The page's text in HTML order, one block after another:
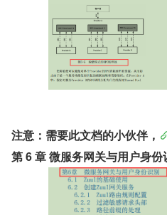
注意：需要此文档的小伙伴，
第 6 章 微服务网关与用户身份